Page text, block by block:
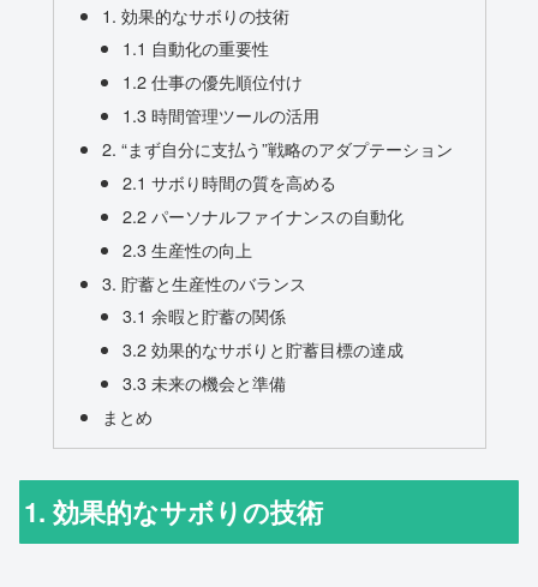
1. 効果的なサボりの技術
1.1 自動化の重要性
1.2 仕事の優先順位付け
1.3 時間管理ツールの活用
2. “まず自分に支払う”戦略のアダプテーション
2.1 サボり時間の質を高める
2.2 パーソナルファイナンスの自動化
2.3 生産性の向上
3. 貯蓄と生産性のバランス
3.1 余暇と貯蓄の関係
3.2 効果的なサボりと貯蓄目標の達成
3.3 未来の機会と準備
まとめ
1. 効果的なサボりの技術